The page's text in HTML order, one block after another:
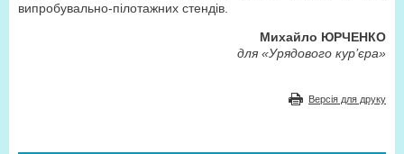
випробувально-пілотажних стендів.
Михайло ЮРЧЕНКО
для «Урядового кур’єра»
Версія для друку